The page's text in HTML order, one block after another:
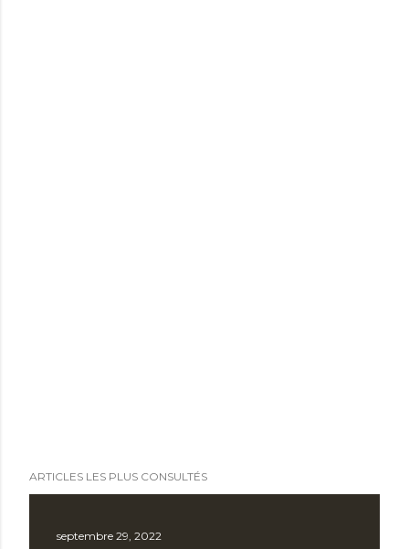
ARTICLES LES PLUS CONSULTÉS
septembre 29, 2022